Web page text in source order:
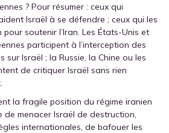
? Pour résumer : ceux qui
Israël à se défendre ; ceux qui les
soutenir l’Iran. Les États-Unis et
participent à l’interception des
sur Israël ; la Russie, la Chine ou les
de critiquer Israël sans rien
la fragile position du régime iranien
menacer Israël de destruction,
internationales, de bafouer les